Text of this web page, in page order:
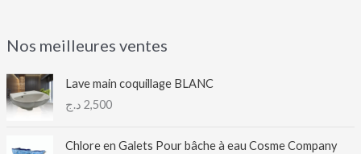
Nos meilleures ventes
Lave main coquillage BLANC
2,500 د.ج
Chlore en Galets Pour bâche à eau Cosme Company